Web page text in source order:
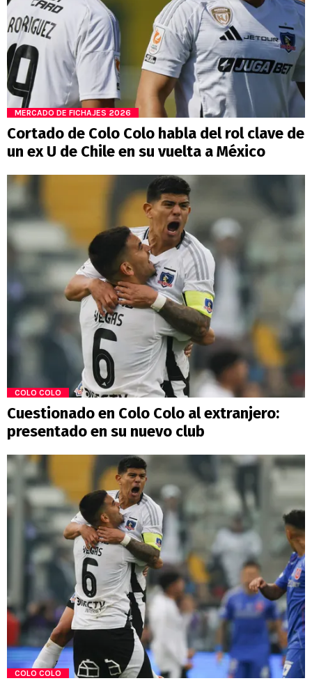
MERCADO DE FICHAJES 2026
Cortado de Colo Colo habla del rol clave de
un ex U de Chile en su vuelta a México
COLO COLO
Cuestionado en Colo Colo al extranjero:
presentado en su nuevo club
COLO COLO